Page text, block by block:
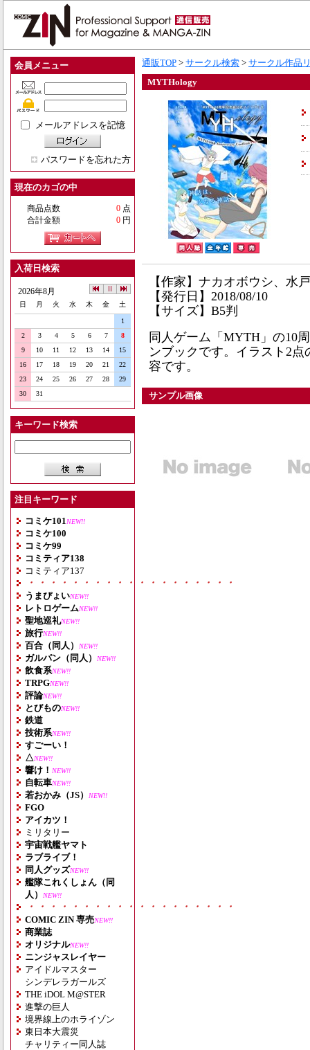
会員メニュー
メールアドレスを記憶
パスワードを忘れた方
現在のカゴの中
商品点数 0 点
合計金額
0 円
入荷日検索
2026年8月
日 月 火 水 木 金 土
1
2
3 4 5 6 7
8
9
10 11 12 13 14
15
16
17 18 19 20 21
22
23
24 25 26 27 28
29
30
31
キーワード検索
注目キーワード
コミケ101 NEW!!
コミケ100
コミケ99
コミティア138
コミティア137
・・・・・・・・・・・・・・・・・・・
うまぴょいNEW!!
レトロゲームNEW!!
聖地巡礼NEW!!
旅行NEW!!
百合（同人） NEW!!
ガルパン（同人） NEW!!
飲食系NEW!!
TRPGNEW!!
評論NEW!!
とびものNEW!!
鉄道
技術系NEW!!
すごーい！
△NEW!!
響け！ NEW!!
自転車NEW!!
若おかみ（JS） NEW!!
FGO
アイカツ！
ミリタリー
宇宙戦艦ヤマト
ラブライブ！
同人グッズNEW!!
艦隊これくしょん（同
人）
NEW!!
・・・・・・・・・・・・・・・・・・・
COMIC ZIN 専売NEW!!
商業誌
オリジナルNEW!!
ニンジャスレイヤー
アイドルマスター
シンデレラガールズ
THE iDOL M@STER
進撃の巨人
境界線上のホライゾン
東日本大震災
チャリティー同人誌
通販TOP > サークル検索 > サークル作品
MYTHology
【作家】ナカオボウシ、水
【発行日】2018/08/10
【サイズ】B5判
同人ゲーム「MYTH」の10
ンブックです。イラスト2
容です。
サンプル画像